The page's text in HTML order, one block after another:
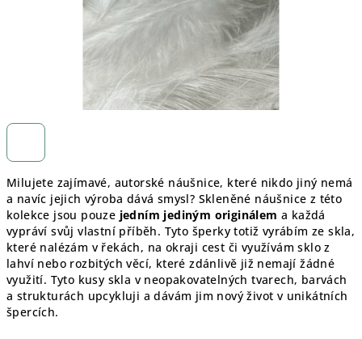
Milujete zajímavé, autorské náušnice, které nikdo jiný nemá
a navíc jejich výroba dává smysl? Skleněné náušnice z této
kolekce jsou pouze jedním jediným originálem a každá
vypráví svůj vlastní příběh. Tyto šperky totiž vyrábím ze skla,
které nalézám v řekách, na okraji cest či využívám sklo z
lahví nebo rozbitých věcí, které zdánlivě již nemají žádné
využití. Tyto kusy skla v neopakovatelných tvarech, barvách
a strukturách upcykluji a dávám jim nový život v unikátních
špercích.